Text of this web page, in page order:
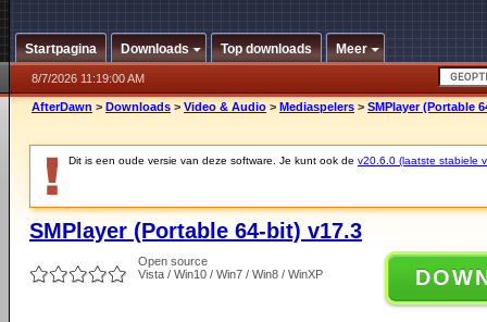
Startpagina Downloads Top downloads Meer
8/7/2026 11:19:00 AM
AfterDawn > Downloads > Video & Audio > Mediaspelers > SMPlayer (Portable
Dit is een oude versie van deze software. Je kunt ook de v20.6.0 (laatste stabiele
SMPlayer (Portable 64-bit) v17.3
Open source
Vista / Win10 / Win7 / Win8 / WinXP